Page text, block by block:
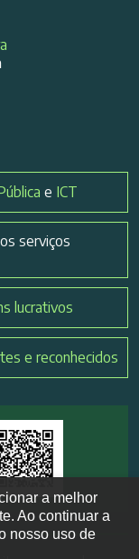
e ICT
serviços
lucrativos
e reconhecidos
a melhor
Ao continuar a
nosso uso de